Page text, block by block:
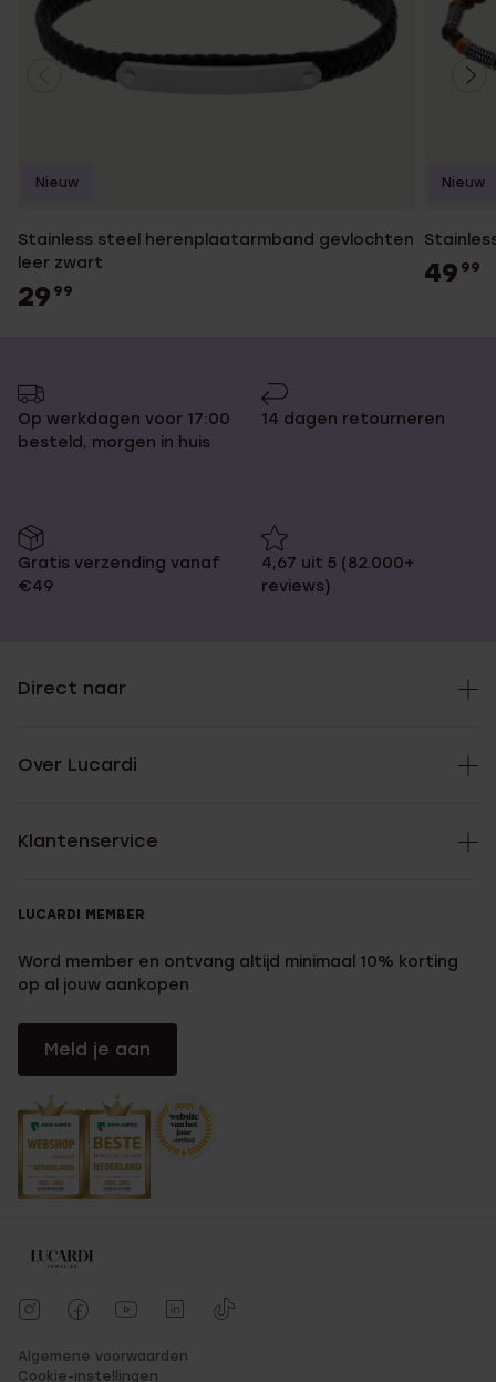
Stainless steel herenplaatarmband gevlochten
leer zwart
29 99
Nieuw
49 99
Nieuw
Op werkdagen voor 17:00
besteld, morgen in huis
14 dagen retourneren
Gratis verzending vanaf
€49
4,67 uit 5 (82.000+
reviews)
Direct naar
Over Lucardi
Klantenservice
LUCARDI MEMBER
Word member en ontvang altijd minimaal 10% korting
op al jouw aankopen
Meld je aan
Algemene voorwaarden
Cookie-instellingen